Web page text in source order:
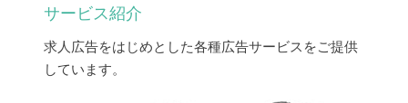
サービス紹介
求人広告をはじめとした各種広告サービスをご提供
しています。